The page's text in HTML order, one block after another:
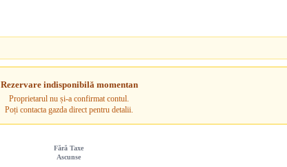
Rezervare indisponibilă momentan
Proprietarul nu și-a confirmat contul.
Poți contacta gazda direct pentru detalii.
Fără Taxe
Ascunse